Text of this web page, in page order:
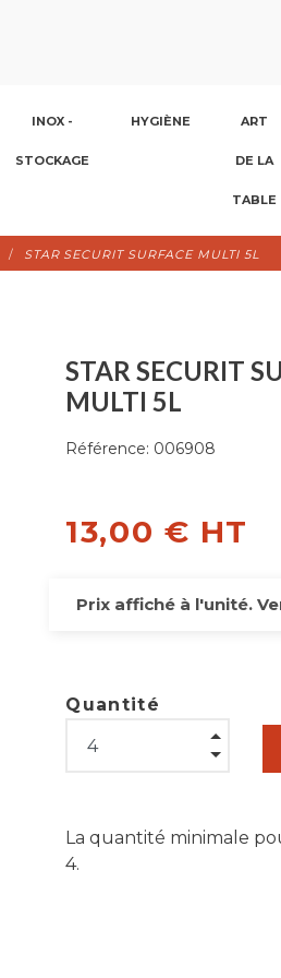
INOX -
STOCKAGE
HYGIÈNE ART
DE LA
TABLE
STAR SECURIT SURFACE MULTI 5L
STAR SECURIT
MULTI 5L
Référence: 006908
13,00 € HT
Prix affiché à l'unité.
Quantité
La quantité minimale
4.